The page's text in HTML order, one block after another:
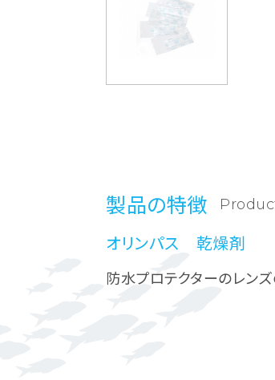
製品の特徴
オリンパス 乾燥剤
防水プロテクターのレン